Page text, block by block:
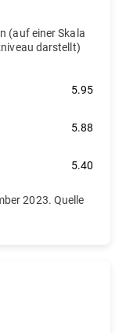
(auf einer Skala
darstellt)
5.95
5.88
5.40
2023. Quelle